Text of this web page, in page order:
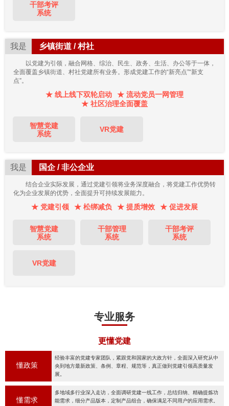
干部考评
系统
我是 乡镇街道 / 村社
以党建为引领，融合网格、综治、民生、政务、生活、办公等于一体，
全面覆盖乡镇街道、村社党建所有业务。形成党建工作的“新亮点”“新支
点”。
★ 线上线下双轮启动
★ 流动党员一网管理
★ 社区治理全面覆盖
智慧党建
系统
VR党建
我是 国企 / 非公企业
结合企业实际发展，通过党建引领将业务深度融合，将党建工作优势转
化为企业发展的优势，全面提升可持续发展能力。
★ 党建引领 ★ 松绑减负 ★ 提质增效 ★ 促进发展
智慧党建
系统
干部管理
系统
干部考评
系统
VR党建
专业服务
更懂党建
懂政策
经验丰富的党建专家团队，紧跟党和国家的大政方针，全面深入研究从中
央到地方最新政策、条例、章程、规范等，真正做到党建引领高质量发
展。
懂需求
多地域多行业深入走访，全面调研党建一线工作，总结归纳、精确提炼功
能需求，细分产品版本，定制产品组合，确保满足不同用户的应用需求。